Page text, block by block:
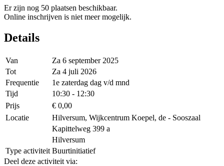
Er zijn nog 50 plaatsen beschikbaar.
Online inschrijven is niet meer mogelijk.
Details
Van
Za 6 september 2025
Tot
Za 4 juli 2026
Frequentie
1e zaterdag dag v/d mnd
Tijd
10:30 - 12:30
Prijs
€ 0,00
Locatie
Hilversum, Wijkcentrum Koepel, de - Sooszaal
Kapittelweg 399 a
Hilversum
Type activiteit Buurtinitiatief
Deel deze activiteit via: